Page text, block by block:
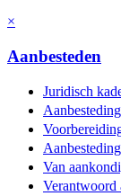
×
Aanbesteden
Juridisch
Van
Verantwoord